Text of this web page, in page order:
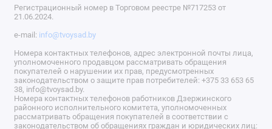
Регистрационный номер в Торговом реестре №717253 от
21.06.2024.
e-mail: info@tvoysad.by
Номера контактных телефонов, адрес электронной почты лица,
уполномоченного продавцом рассматривать обращения
покупателей о нарушении их прав, предусмотренных
законодательством о защите прав потребителей: +375 33 653 65
38, info@tvoysad.by.
Номера контактных телефонов работников Дзержинского
районного исполнительного комитета, уполномоченных
рассматривать обращения покупателей в соответствии с
законодательством об обращениях граждан и юридических лиц: